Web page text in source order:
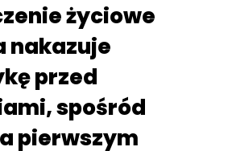
życiowe
nakazuje
przed
spośród
pierwszym